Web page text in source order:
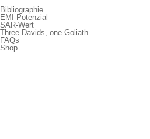
Bibliographie
EMI-Potenzial
SAR-Wert
Three Davids, one Goliath
FAQs
Shop